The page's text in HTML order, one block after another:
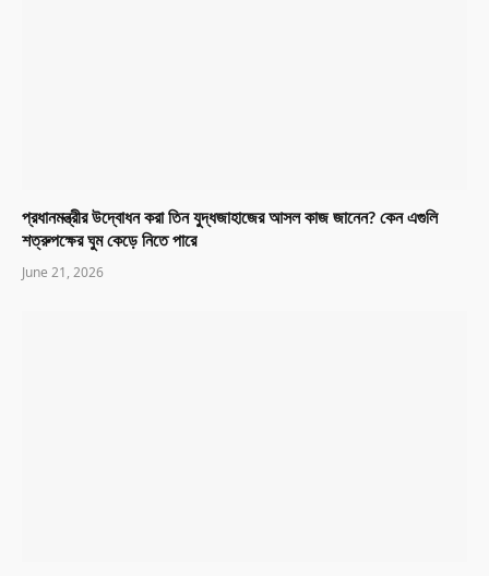
প্রধানমন্ত্রীর উদ্বোধন করা তিন যুদ্ধজাহাজের আসল কাজ জানেন? কেন এগুলি
শত্রুপক্ষের ঘুম কেড়ে নিতে পারে
June 21, 2026